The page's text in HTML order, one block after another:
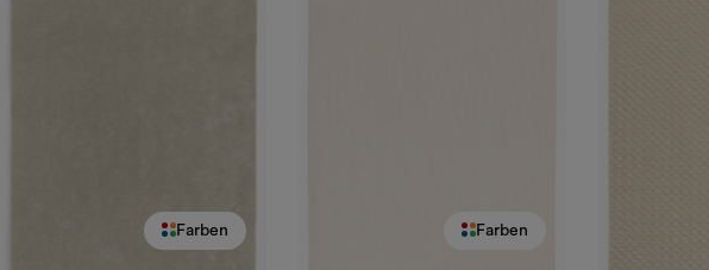
Farben Farben